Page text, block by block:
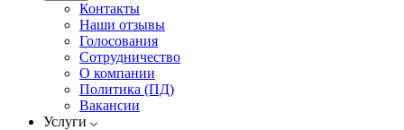
Контакты
Наши отзывы
Голосования
Сотрудничество
О компании
Политика (ПД)
Вакансии
Услуги